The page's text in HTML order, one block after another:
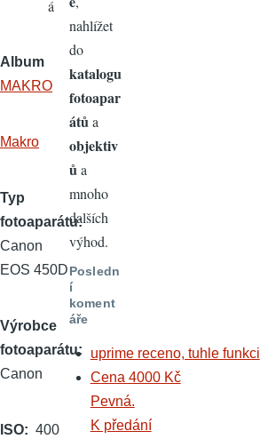
á
Album
MAKRO
Makro
Typ
fotoaparátu
Canon
EOS 450D
Výrobce
fotoaparátu
Canon
ISO 400
nahlížet
do
katalogu
fotoapar
átů a
objektiv
ů a
mnoho
dalších
výhod.
Posledn
í
koment
áře
uprime receno, tuhle funkci
Cena 4000 Kč
Pevná.
K předání